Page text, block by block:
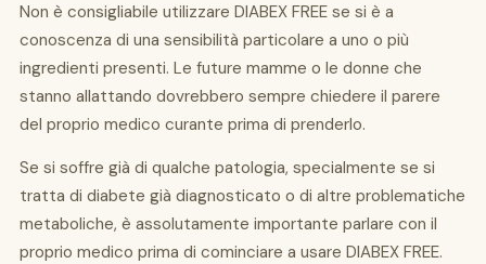
Non è consigliabile utilizzare DIABEX FREE se si è a
conoscenza di una sensibilità particolare a uno o più
ingredienti presenti. Le future mamme o le donne che
stanno allattando dovrebbero sempre chiedere il parere
del proprio medico curante prima di prenderlo.
Se si soffre già di qualche patologia, specialmente se si
tratta di diabete già diagnosticato o di altre problematiche
metaboliche, è assolutamente importante parlare con il
proprio medico prima di cominciare a usare DIABEX FREE.